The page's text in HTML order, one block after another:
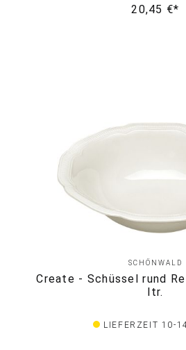
20,45 €*
SCHÖNWALD
Create - Schüssel rund
ltr.
LIEFERZEIT 10-